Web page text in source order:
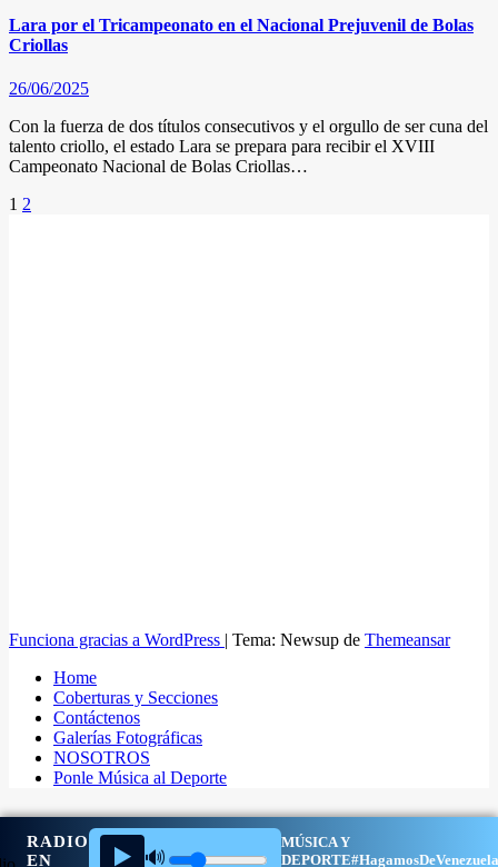
Lara por el Tricampeonato en el Nacional Prejuvenil de Bolas
Criollas
26/06/2025
Con la fuerza de dos títulos consecutivos y el orgullo de ser cuna del
talento criollo, el estado Lara se prepara para recibir el XVIII
Campeonato Nacional de Bolas Criollas…
Posts
1 2
RADIO
EN
▶️ 🔊
MÚSICA Y
DEPORTE
Funciona gracias a WordPress | Tema: Newsup de Themeansar
Home
Coberturas y Secciones
Contáctenos
Galerías Fotográficas
NOSOTROS
Ponle Música al Deporte